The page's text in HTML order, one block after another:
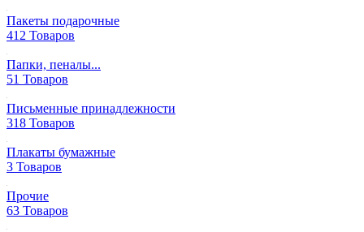
Пакеты подарочные
412 Товаров
Папки, пеналы...
51 Товаров
Письменные принадлежности
318 Товаров
Плакаты бумажные
3 Товаров
Прочие
63 Товаров